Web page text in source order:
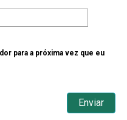
para a próxima vez que eu